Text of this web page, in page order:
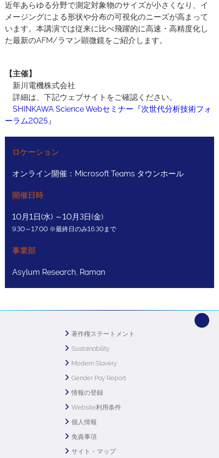
近年あらゆる分野で測定対象物のサイズが小さくなり、イ
メージングによる形状や分布の可視化のニーズが高まって
います。本講演では従来に比べ飛躍的に高速・高精度化し
た最新のAFM/ラマン顕微鏡をご紹介します。
【主催】
新川電機株式会社
詳細は、下記ウェブサイトをご確認ください。
SHINKAWA Science Webセミナー『次世代分析技術フォ
ーラム2025』
ロケーション
オンライン開催：Microsoft Teams タウンホール
開催日時
10月1日(水) ～10月3日(金)
9:30～17:00 ※最終日のみ16:30まで
事業部
Asylum Research, Raman
著作権ステートメント
Sustainability
Modern Slavery
Gender Pay Report
情報の登録
Website利用条件
個人情報
免責事項
サイト・マップ